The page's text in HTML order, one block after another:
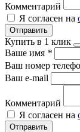
Комментарий
Я согласен на
Отправить
Купить в 1 клик
Ваше имя *
Ваш номер
Ваш e-mail
Комментарий
Я согласен на
Отправить